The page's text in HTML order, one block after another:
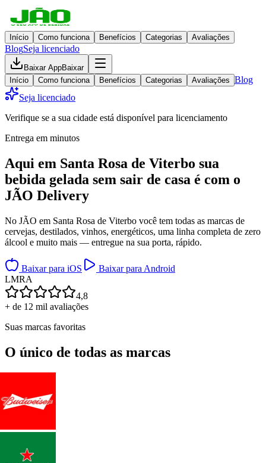
Início Como funciona Benefícios Categorias Avaliações
BlogSeja licenciado
Baixar AppBaixar
Início
Como funciona Benefícios Categorias Avaliações Blog
Seja licenciado
Verifique se a sua cidade está disponível para licenciamento
Entrega em minutos
Aqui em Santa Rosa de Viterbo sua
bebida gelada sem sair de casa é com o
JÃO Delivery
No JÃO em Santa Rosa de Viterbo você tem todas as marcas de
cervejas, destilados, vinhos, energéticos, uma linha completa de zero
álcool e muito mais — entregue na sua porta, rápido.
Baixar para iOS
Baixar para Android
LMRA
4,8
+ de 12 mil avaliações
Suas marcas favoritas
O único de todas as marcas